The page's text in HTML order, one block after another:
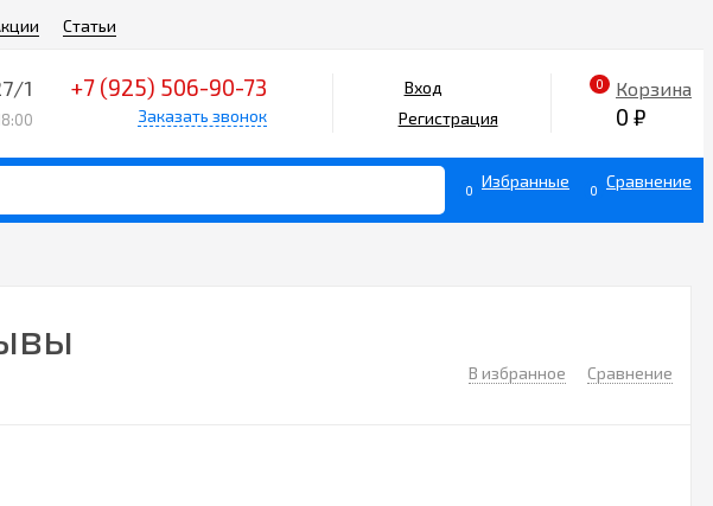
Статьи
1 +7 (925) 506-90-73
Заказать звонок
Вход
Регистрация
0 Корзина
0 ₽
0 Избранные 0 Сравнение
В избранное Сравнение